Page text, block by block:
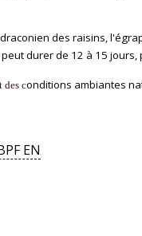
draconien des raisins,
durer de 12 à 15
des conditions ambiantes
EN